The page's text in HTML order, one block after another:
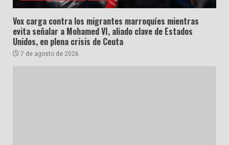
Vox carga contra los migrantes marroquíes mientras
evita señalar a Mohamed VI, aliado clave de Estados
Unidos, en plena crisis de Ceuta
7 de agosto de 2026